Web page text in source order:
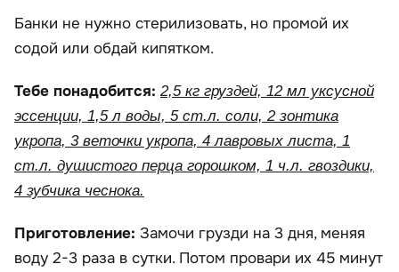
Банки не нужно стерилизовать, но промой их
содой или обдай кипятком.
Тебе понадобится: 2,5 кг груздей, 12 мл уксусной
эссенции, 1,5 л воды, 5 ст.л. соли, 2 зонтика
укропа, 3 веточки укропа, 4 лавровых листа, 1
ст.л. душистого перца горошком, 1 ч.л. гвоздики,
4 зубчика чеснока.
Приготовление: Замочи грузди на 3 дня, меняя
воду 2-3 раза в сутки. Потом провари их 45 минут